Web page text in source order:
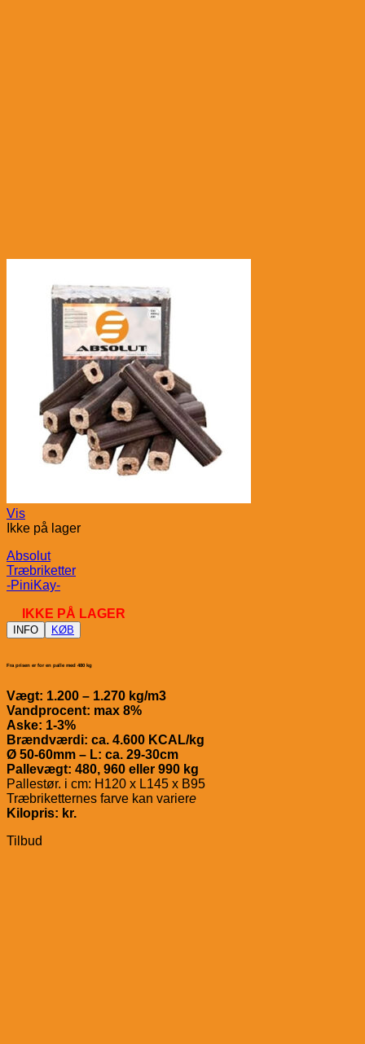
Vis
Ikke på lager
Absolut
Træbriketter
-PiniKay-
IKKE PÅ LAGER
INFO KØB
Fra prisen er for en palle med 480 kg
Vægt: 1.200 – 1.270 kg/m3
Vandprocent: max 8%
Aske: 1-3%
Brændværdi: ca. 4.600 KCAL/kg
Ø 50-60mm – L: ca. 29-30cm
Pallevægt: 480, 960 eller 990 kg
Pallestør. i cm: H120 x L145 x B95
Træbriketternes farve kan variere
Kilopris: kr.
Tilbud